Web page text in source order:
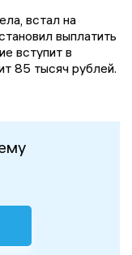
встал на
выплатить
вступит в
85 тысяч рублей.